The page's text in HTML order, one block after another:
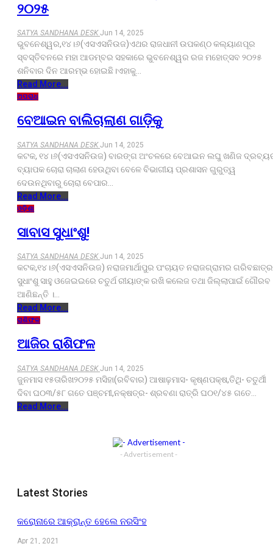
୨୦୨୫
SATYA SANDHANA DESKJun 14, 2025
ଭୁବନେଶ୍ୱର,୧୪।୬(ଏସଏସନିଉଜ)ଏଥର ରାଜଧାନୀ ଉପକଣ୍ଠ କଲ୍ୟାଣପୂର
ସ୍ବସ୍ତିବନରେ ମହା ଆଡମ୍ବର ସହକାରେ ଭୁବନେଶ୍ୱର ରଜ ମହୋତ୍ସବ ୨୦୨୫
ଶନିବାର ଦିନ ଆରମ୍ଭ ହୋଇଛି।ଏହାକୁ…
Read More...
ଅପରାଧ
ବେଆଇନ ବାଲିଚାଲାଣ ଗାଡ଼ିକୁ
SATYA SANDHANA DESKJun 14, 2025
କଟକ, ୧୪।୬(ଏସଏସନିଉଜ) ବାରଙ୍ଗ ଅଂଚଳରେ ବେଆଇନ ଲଘୁ ଖଣିଜ
ବ୍ୟାପକ ଚୋରା ଚାଲାଣ ହେଉଥିବା ବେଳେ ବିଭାଗୀୟ ପ୍ରଶାସନ ଗୁରୁତ୍ୱ
ଦେଉନଥିବାରୁ ଚୋରା ବେପାର…
Read More...
ଓଡ଼ିଶା
ସାବାସ ସୁଧାଂଶୁ!
SATYA SANDHANA DESKJun 14, 2025
କଟକ,୧୪।୬(ଏସଏସନିଉଜ) ନରାଜମାର୍ଥାପୁର ପଂଚାୟତ ନରାଜଗ୍ରାମର ଗରିବଛାତ୍ର
ସୁଧାଂଶୁ ସାହୁ ଓଜେଇଇରେ ଚତୁର୍ଥ ରୀୟାଙ୍କ ରଖି କଲେଜ ତଥା ଜିଲ୍ଲାପାଇଁ ଗୌରବ
ଆଣିଛନ୍ତି ।…
Read More...
ରାଶିଫଳ
ଆଜିର ରାଶିଫଳ
SATYA SANDHANA DESKJun 14, 2025
ଜୁନମାସ ୧୫ତାରିଖ୨୦୨୫ ମସିହା(ରବିବାର) ଆଷାଢ଼ମାସ- କୃଷ୍ଣପକ୍ଷ,ତିଥି- ଚତୁର୍ଥୀ
ଦିବା ଘ୦୩/୫୮ ଗତେ ପଞ୍ଚମୀ,ନକ୍ଷତ୍ର- ଶ୍ରବଣା ରାତ୍ରି ଘ୦୧/୪୫ ଗତେ…
Read More...
- Advertisement -
Latest Stories
କରୋନାରେ ଆକ୍ରାନ୍ତ ହେଲେ ନରସିଂହ
Apr 21, 2021